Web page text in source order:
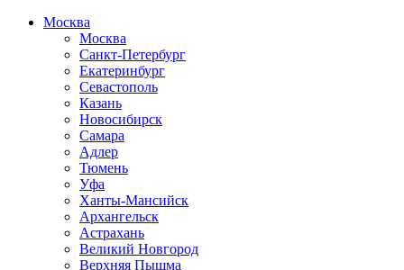
Москва
Москва
Санкт-Петербург
Екатеринбург
Севастополь
Казань
Новосибирск
Самара
Адлер
Тюмень
Уфа
Ханты-Мансийск
Архангельск
Астрахань
Великий Новгород
Верхняя Пышма